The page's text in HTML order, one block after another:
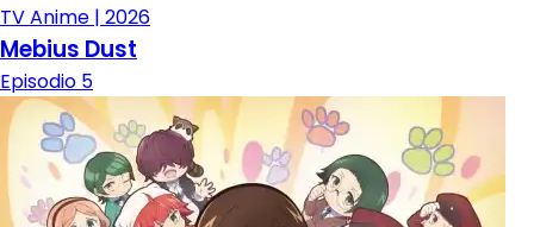
TV Anime | 2026
Mebius Dust
Episodio 5